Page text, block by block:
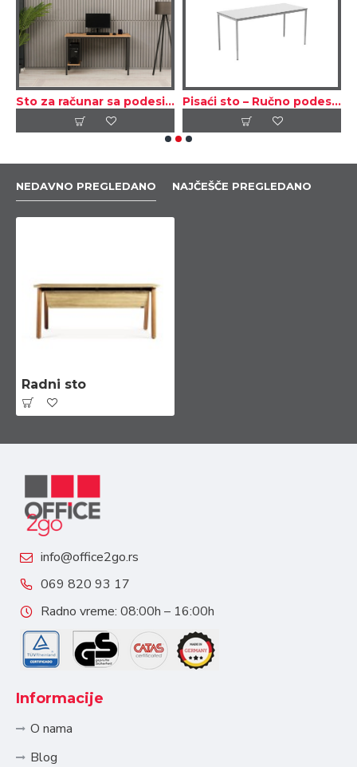
Sto za računar sa podesivom policom leva/desna strana Pisaći sto – Ručno podesiv po visini
NEDAVNO PREGLEDANO NAJČEŠČE PREGLEDANO
Radni sto
info@office2go.rs
069 820 93 17
Radno vreme: 08:00h – 16:00h
Informacije
O nama
Blog